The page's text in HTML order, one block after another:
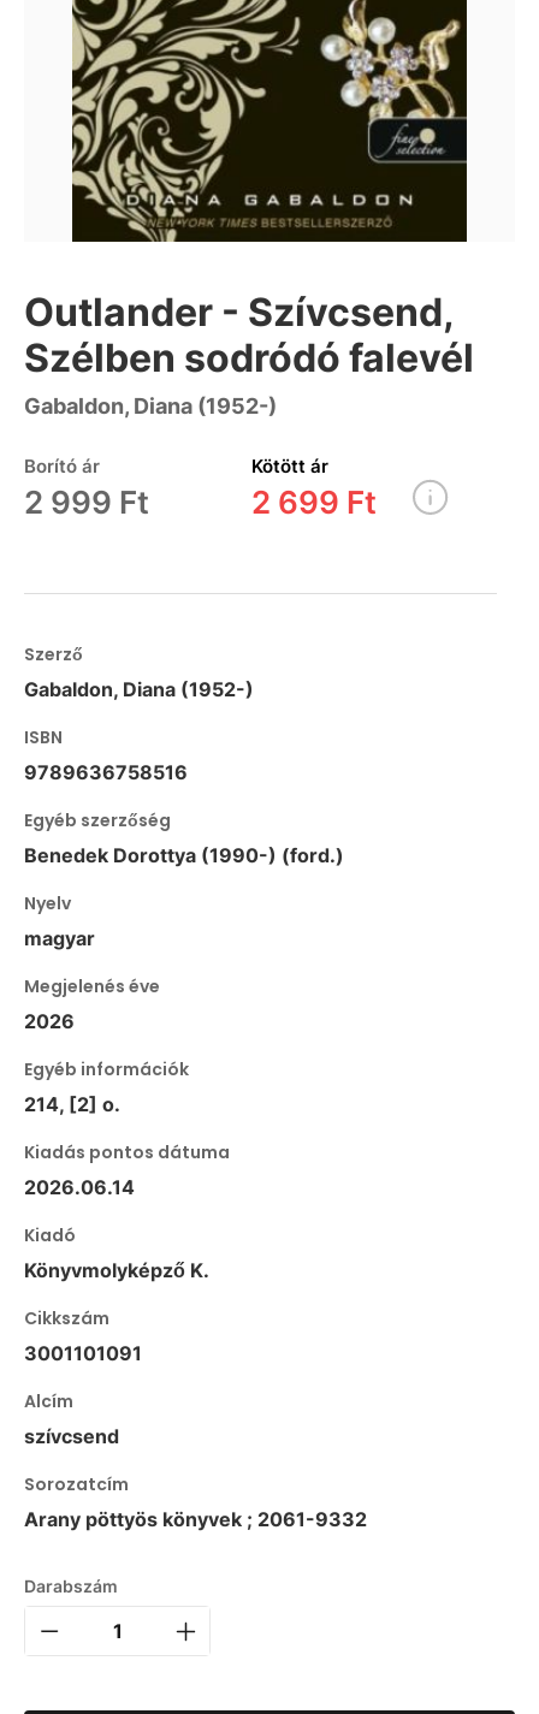
Outlander - Szívcsend,
Szélben sodródó falevél
Gabaldon, Diana (1952-)
Borító ár
2 999 Ft
Kötött ár
2 699 Ft
Szerző
Gabaldon, Diana (1952-)
ISBN
9789636758516
Egyéb szerzőség
Benedek Dorottya (1990-) (ford.)
Nyelv
magyar
Megjelenés éve
2026
Egyéb információk
214, [2] o.
Kiadás pontos dátuma
2026.06.14
Kiadó
Könyvmolyképző K.
Cikkszám
3001101091
Alcím
szívcsend
Sorozatcím
Arany pöttyös könyvek ; 2061-9332
Darabszám